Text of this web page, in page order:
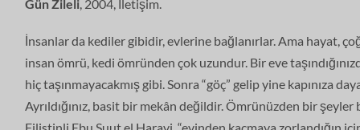
Gün Zileli , 2004, İletişim.
İnsanlar da kediler gibidir, evlerine bağlanırlar. Ama hayat,
insan ömrü, kedi ömründen çok uzundur. Bir eve
hiç taşınmayacakmış gibi. Sonra “göç” gelip yine kapınıza
Ayrıldığınız, basit bir mekân değildir. Ömrünüzden bir şeyler
Filistinli Ebu Suut el Haravi, “evinden kaçmaya zorlandığın